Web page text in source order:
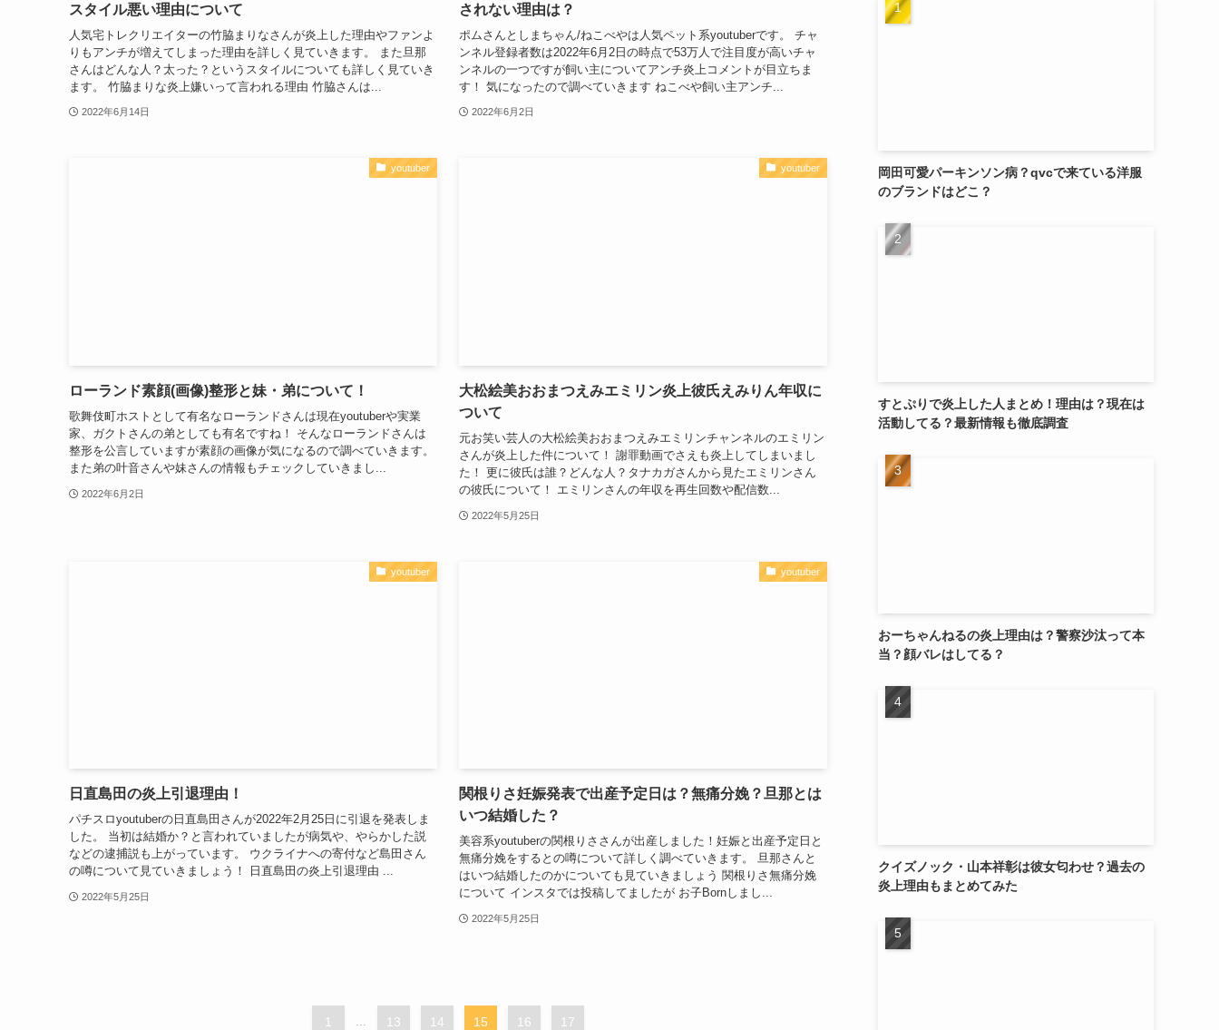
スタイル悪い理由について
人気宅トレクリエイターの竹脇まりなさんが炎上した理由やファンよ
りもアンチが増えてしまった理由を詳しく見ていきます。 また旦那
さんはどんな人？太った？というスタイルについても詳しく見ていき
ます。 竹脇まりな炎上嫌いって言われる理由 竹脇さんは...
2022年6月14日
されない理由は？
ポムさんとしまちゃん/ねこべやは人気ペット系youtuberです。 チャ
ンネル登録者数は2022年6月2日の時点で53万人で注目度が高いチャ
ンネルの一つですが飼い主についてアンチ炎上コメントが目立ちま
す！ 気になったので調べていきます ねこべや飼い主アンチ...
2022年6月2日
youtuber
ローランド素顔(画像)整形と妹・弟について！
歌舞伎町ホストとして有名なローランドさんは現在youtuberや実業
家、ガクトさんの弟としても有名ですね！ そんなローランドさんは
整形を公言していますが素顔の画像が気になるので調べていきます。
また弟の叶音さんや妹さんの情報もチェックしていきまし...
2022年6月2日
youtuber
大松絵美おおまつえみエミリン炎上彼氏えみりん年収に
ついて
元お笑い芸人の大松絵美おおまつえみエミリンチャンネルのエミリン
さんが炎上した件について！ 謝罪動画でさえも炎上してしまいまし
た！ 更に彼氏は誰？どんな人？タナカガさんから見たエミリンさん
の彼氏について！ エミリンさんの年収を再生回数や配信数...
2022年5月25日
youtuber
日直島田の炎上引退理由！
パチスロyoutuberの日直島田さんが2022年2月25日に引退を発表しま
した。 当初は結婚か？と言われていましたが病気や、やらかした説
などの逮捕説も上がっています。 ウクライナへの寄付など島田さん
の噂について見ていきましょう！ 日直島田の炎上引退理由 ...
2022年5月25日
youtuber
関根りさ妊娠発表で出産予定日は？無痛分娩？旦那とは
いつ結婚した？
美容系youtuberの関根りささんが出産しました！妊娠と出産予定日と
無痛分娩をするとの噂について詳しく調べていきます。 旦那さんと
はいつ結婚したのかについても見ていきましょう 関根りさ無痛分娩
について インスタでは投稿してましたが お子Bornしまし...
2022年5月25日
1 13 14 15 16 17
岡田可愛パーキンソン病？qvcで来ている洋服
のブランドはどこ？
すとぷりで炎上した人まとめ！理由は？現在は
活動してる？最新情報も徹底調査
おーちゃんねるの炎上理由は？警察沙汰って本
当？顔バレはしてる？
クイズノック・山本祥彰は彼女匂わせ？過去の
炎上理由もまとめてみた